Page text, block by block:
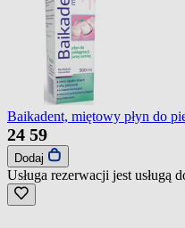
Baikadent, miętowy płyn do
24 59
Dodaj
Usługa rezerwacji jest usługą